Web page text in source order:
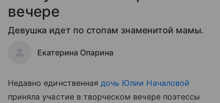
вечере
Девушка идет по стопам знаменитой мамы.
Екатерина Опарина
Недавно единственнаядочь Юлии Началовой
приняла участие в творческом вечере поэтессы